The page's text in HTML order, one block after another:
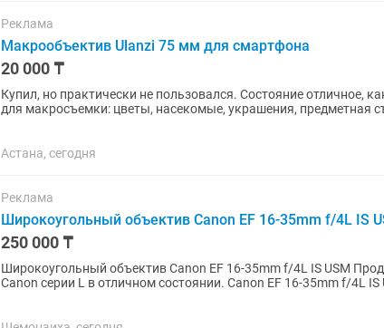
Реклама
Макрообъектив Ulanzi 75 мм для смартфона
20 000 ₸
Купил, но практически не пользовался. Состояние отличное, как новый.
для макросъемки: цветы, насекомые, украшения, предметная
Астана, сегодня
Реклама
Широкоугольный объектив Canon EF 16-35mm f/4L IS
250 000 ₸
Широкоугольный объектив Canon EF 16-35mm f/4L IS USM Продам широкоугольный объектив
Canon серии L в отличном состоянии. Canon EF 16-35mm f/4L